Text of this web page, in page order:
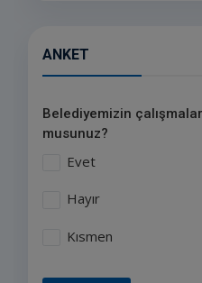
ANKET
Belediyemizin
musunuz?
Evet
Hayır
Kısmen